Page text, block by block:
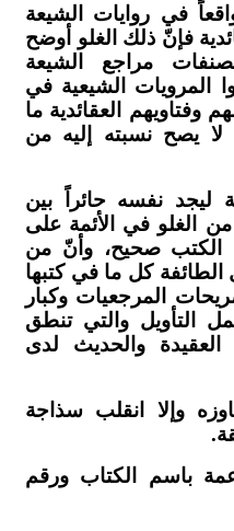
في روايات الشيعة
فإنّ ذلك الغلو أوضح
مراجع الشيعة
المرويات الشيعية في
وفتاويهم العقائدية ما
يصح نسبته إليه من
ليجد نفسه حائراً بين
الغلو في الأئمة على
الكتب صحيح، وأنّ من
كل ما في كتبها
المرجعيات وكبار
التأويل والتي تنطق
والحديث لدى
وإلا انقلب سذاجة
باسم الكتاب ورقم